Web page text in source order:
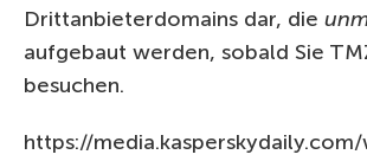
Drittanbieterdomains dar, die
aufgebaut werden, sobald Sie
besuchen.
https://